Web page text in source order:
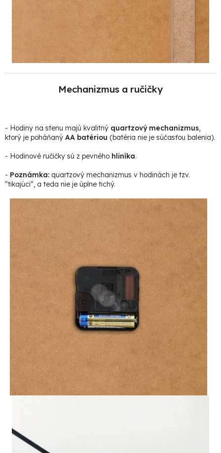
Mechanizmus a ručičky
- Hodiny na stenu majú kvalitný quartzový mechanizmus,
ktorý je poháňaný AA batériou (batéria nie je súčasťou balenia).
- Hodinové ručičky sú z pevného hliníka.
- Poznámka: quartzový mechanizmus v hodinách je tzv.
"tikajúci", a teda nie je úplne tichý.